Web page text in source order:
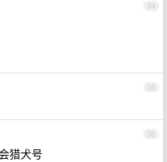
34
35
36
猎犬号